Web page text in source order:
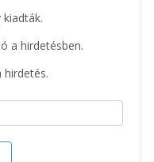
a hirdetésben.